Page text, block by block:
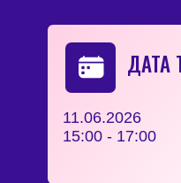
ДАТА
11.06.2026
15:00 - 17:00